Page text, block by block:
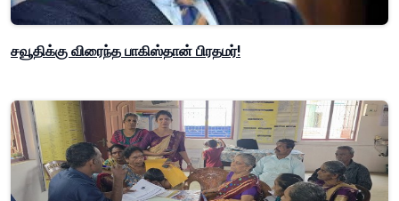
சவூதிக்கு விரைந்த பாகிஸ்தான் பிரதமர்!